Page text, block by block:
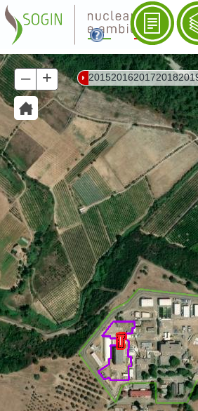
201520162017201820
+
–